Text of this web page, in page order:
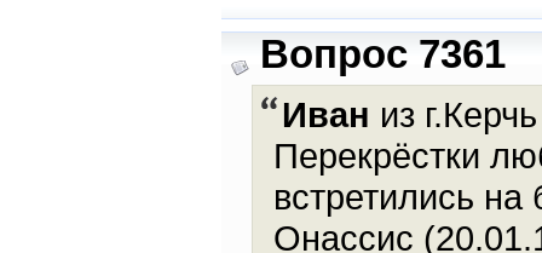
Вопрос 7361
Иван из
Перекрёстки
встретились
Онассис